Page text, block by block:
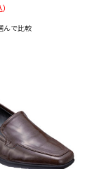
んで比較